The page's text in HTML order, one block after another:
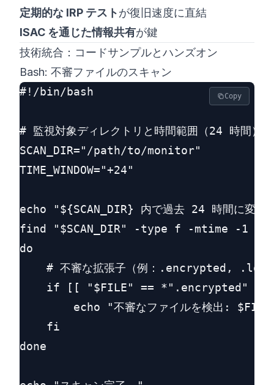
定期的な IRP テストが復旧速度に直結
ISAC を通じた情報共有が鍵
技術統合：コードサンプルとハンズオン
Bash: 不審ファイルのスキャン
#!/bin/bash
# 監視対象ディレクトリと時間範囲（24 時間）
SCAN_DIR="/path/to/monitor"
TIME_WINDOW="+24"
echo "${SCAN_DIR} 内で過去 24 時間に変更
find "$SCAN_DIR" -type f -mtime -1
do
# 不審な拡張子（例：.encrypted,
if [[ "$FILE" == *".encrypted"
echo "不審なファイルを検出:
    fi
done
Copy